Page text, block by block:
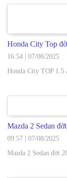
Honda City Top
16:54
07/08/2025
Honda City TOP 1.5
Mazda 2 Sedan
09:57
07/08/2025
Mazda 2 Sedan đời